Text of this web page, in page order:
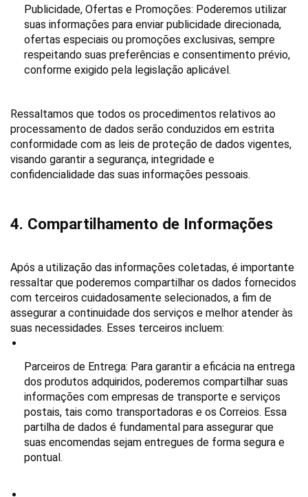
Publicidade, Ofertas e Promoções: Poderemos utilizar
suas informações para enviar publicidade direcionada,
ofertas especiais ou promoções exclusivas, sempre
respeitando suas preferências e consentimento prévio,
conforme exigido pela legislação aplicável.
Ressaltamos que todos os procedimentos relativos ao
processamento de dados serão conduzidos em estrita
conformidade com as leis de proteção de dados vigentes,
visando garantir a segurança, integridade e
confidencialidade das suas informações pessoais.
4. Compartilhamento de Informações
Após a utilização das informações coletadas, é importante
ressaltar que poderemos compartilhar os dados fornecidos
com terceiros cuidadosamente selecionados, a fim de
assegurar a continuidade dos serviços e melhor atender às
suas necessidades. Esses terceiros incluem:
Parceiros de Entrega: Para garantir a eficácia na entrega
dos produtos adquiridos, poderemos compartilhar suas
informações com empresas de transporte e serviços
postais, tais como transportadoras e os Correios. Essa
partilha de dados é fundamental para assegurar que
suas encomendas sejam entregues de forma segura e
pontual.